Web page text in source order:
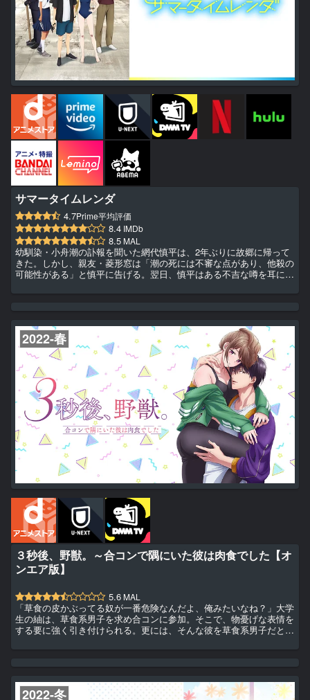
サマータイムレンダ
4.7Prime平均評価
8.4 IMDb
8.5 MAL
幼馴染・小舟潮の訃報を聞いた網代慎平は、2年ぶりに故郷に帰って
きた。しかし、親友・菱形窓は「潮の死には不審な点があり、他殺の
可能性がある」と慎平に告げる。翌日、慎平はある不吉な噂を耳にす
2022-春
３秒後、野獣。～合コンで隅にいた彼は肉食でした【オ
ンエア版】
5.6 MAL
「草食の皮かぶってる奴が一番危険なんだよ、俺みたいなね？」大学
生の紬は、草食系男子を求め合コンに参加。そこで、物憂げな表情を
する要に強く引き付けられる。更には、そんな彼を草食系男子だと思
とは違う雄の顔をしていた…。【クールな都会系男子×まっすぐ田舎
2022-冬